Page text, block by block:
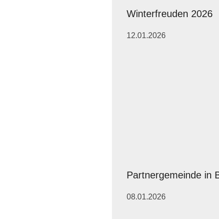
Winterfreuden 2026
12.01.2026
Partnergemeinde in
08.01.2026